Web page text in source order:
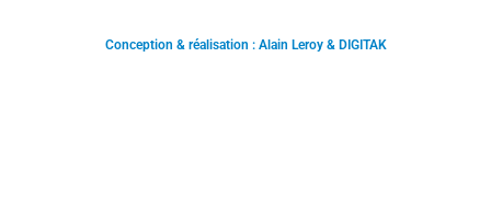
Conception & réalisation : Alain Leroy & DIGITAK